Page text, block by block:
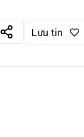
Lưu tin